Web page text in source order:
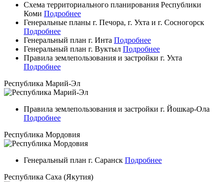
Схема территориального планирования Республики
Коми Подробнее
Генеральные планы г. Печора, г. Ухта и г. Сосногорск
Подробнее
Генеральный план г. Инта Подробнее
Генеральный план г. Вуктыл Подробнее
Правила землепользования и застройки г. Ухта
Подробнее
Республика Марий-Эл
Правила землепользования и застройки г. Йошкар-Ола
Подробнее
Республика Мордовия
Генеральный план г. Саранск Подробнее
Республика Саха (Якутия)